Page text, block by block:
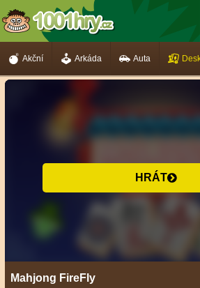
Akční Arkáda Auta
HRÁT
Mahjong FireFly